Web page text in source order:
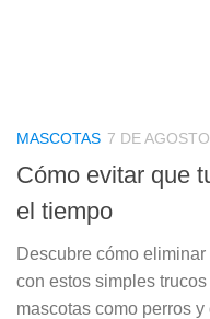
MASCOTAS 7 DE
Cómo evitar que
el tiempo
Descubre cómo
con estos simples
mascotas como perros